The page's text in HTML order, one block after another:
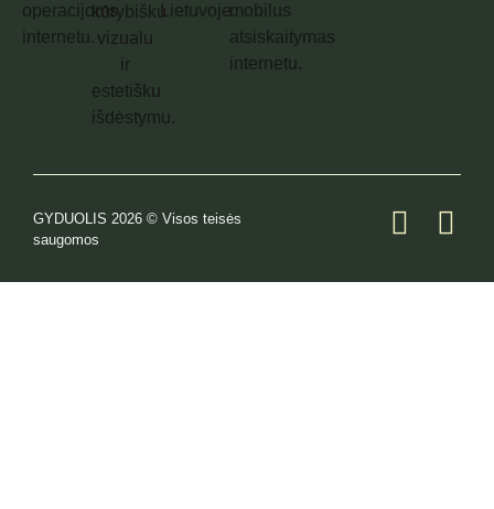
GYDUOLIS 2026 © Visos teisės
saugomos